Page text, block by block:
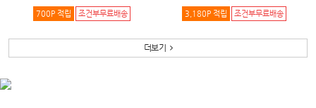
700P 적립 조건부무료배송 3,180P 적립 조건부무료배송
더보기